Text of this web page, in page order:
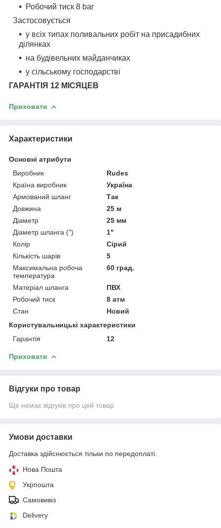
Робочий тиск 8 bar
Застосовується
у всіх типах поливальних робіт на присадибних
ділянках
на будівельних майданчиках
у сільському господарстві
ГАРАНТІЯ 12 МІСЯЦЕВ
Приховати
Характеристики
Основні атрибути
Виробник
Rudes
Країна виробник
Україна
Армований шланг
Так
Довжина
25 м
Діаметр
25 мм
Діаметр шланга (")
1"
Колір
Сірий
Кількість шарів
5
Максимальна робоча
температура
60 град.
Матеріал шланга
ПВХ
Робочий тиск
8 атм
Стан
Новий
Користувальницькі характеристики
Гарантія
12
Приховати
Відгуки про товар
Ще немає відгуків про цей товар
Умови доставки
Доставка здійснюється тільки по передоплаті.
Нова Пошта
Укрпошта
Самовивіз
Delivery